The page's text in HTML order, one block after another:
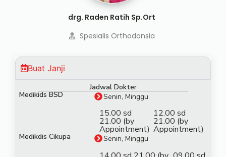
drg. Raden Ratih Sp.Ort
Spesialis Orthodonsia
Buat Janji
Jadwal Dokter
Medikids BSD Senin, Minggu
15.00 sd
21.00 (by
Appointment)
12.00 sd
21.00 (by
Appointment)
Medikdis Cikupa Senin, Minggu